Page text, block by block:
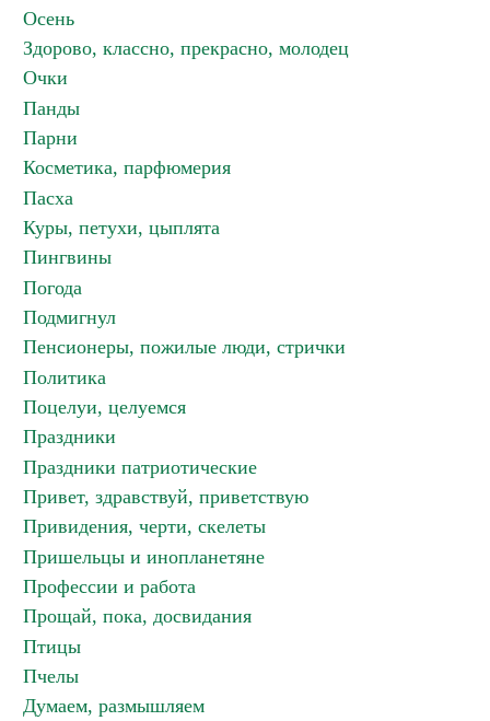
Осень
Здорово, классно, прекрасно, молодец
Очки
Панды
Парни
Косметика, парфюмерия
Пасха
Куры, петухи, цыплята
Пингвины
Погода
Подмигнул
Пенсионеры, пожилые люди, стрички
Политика
Поцелуи, целуемся
Праздники
Праздники патриотические
Привет, здравствуй, приветствую
Привидения, черти, скелеты
Пришельцы и инопланетяне
Профессии и работа
Прощай, пока, досвидания
Птицы
Пчелы
Думаем, размышляем